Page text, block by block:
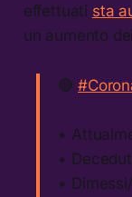
effettuati sta
un aumento
🔴
•
•
•